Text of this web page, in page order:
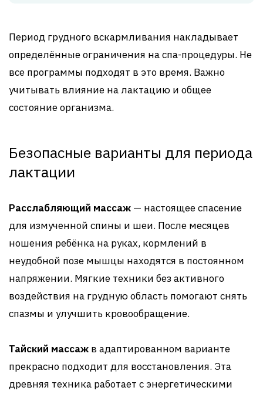
Период грудного вскармливания накладывает
определённые ограничения на спа-процедуры. Не
все программы подходят в это время. Важно
учитывать влияние на лактацию и общее
состояние организма.
Безопасные варианты для периода
лактации
Расслабляющий массаж — настоящее спасение
для измученной спины и шеи. После месяцев
ношения ребёнка на руках, кормлений в
неудобной позе мышцы находятся в постоянном
напряжении. Мягкие техники без активного
воздействия на грудную область помогают снять
спазмы и улучшить кровообращение.
Тайский массаж в адаптированном варианте
прекрасно подходит для восстановления. Эта
древняя техника работает с энергетическими